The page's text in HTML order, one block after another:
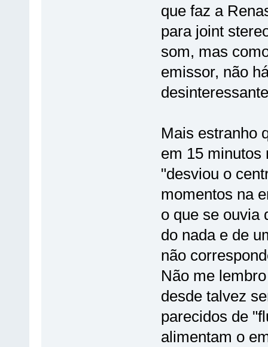
que faz a
para joint
som, mas
emissor, não
Mais estranho
em 15 minutos
"desviou o
momentos na
o que se ouvia
do nada e de
não
Não me
desde talvez
parecidos de
alimentam o